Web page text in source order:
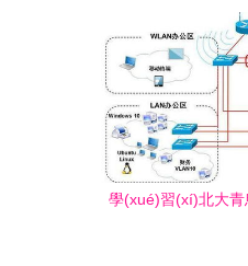
能領(lǐng)域的
學(xué)習(xí)北大